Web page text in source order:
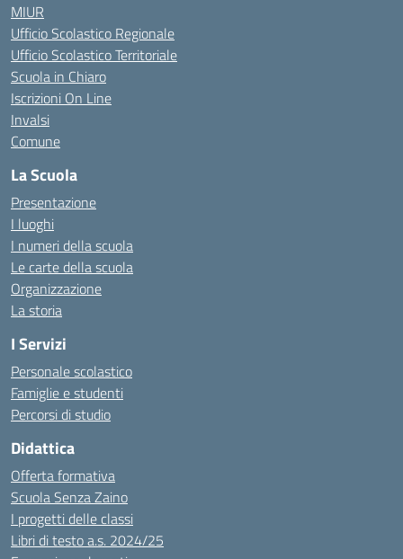
MIUR
Ufficio Scolastico Regionale
Ufficio Scolastico Territoriale
Scuola in Chiaro
Iscrizioni On Line
Invalsi
Comune
La Scuola
Presentazione
I luoghi
I numeri della scuola
Le carte della scuola
Organizzazione
La storia
I Servizi
Personale scolastico
Famiglie e studenti
Percorsi di studio
Didattica
Offerta formativa
Scuola Senza Zaino
I progetti delle classi
Libri di testo a.s. 2024/25